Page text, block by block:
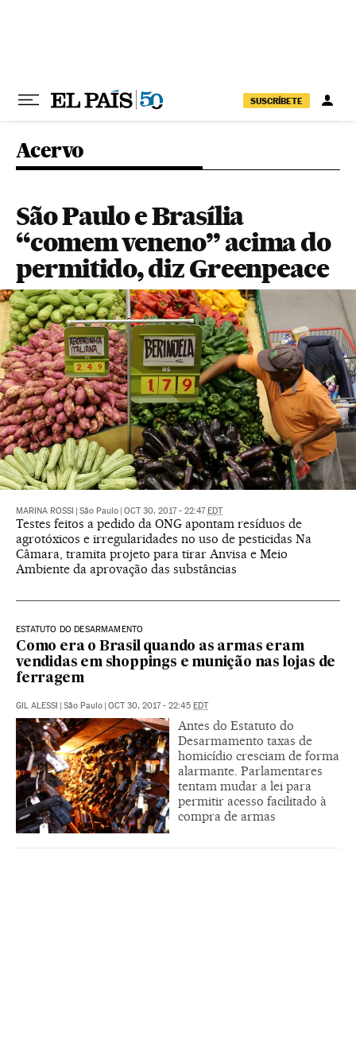
SUSCRÍBETE
Acervo
São Paulo e Brasília
“comem veneno” acima do
permitido, diz Greenpeace
MARINA ROSSI São Paulo OCT 30, 2017 - 22:47 EDT
Testes feitos a pedido da ONG apontam resíduos de
agrotóxicos e irregularidades no uso de pesticidas Na
Câmara, tramita projeto para tirar Anvisa e Meio
Ambiente da aprovação das substâncias
ESTATUTO DO DESARMAMENTO
Como era o Brasil quando as armas eram
vendidas em shoppings e munição nas lojas de
ferragem
GIL ALESSI São Paulo OCT 30, 2017 - 22:45 EDT
Antes do Estatuto do
Desarmamento taxas de
homicídio cresciam de forma
alarmante. Parlamentares
tentam mudar a lei para
permitir acesso facilitado à
compra de armas